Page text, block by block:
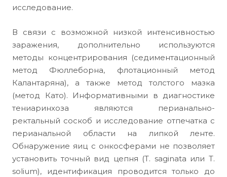
исследование.
В связи с возможной низкой интенсивностью
заражения, дополнительно используются
методы концентрирования (седиментационный
метод Фюллеборна, флотационный метод
Калантаряна), а также метод толстого мазка
(метод Като). Информативными в диагностике
тениаринхоза являются перианально-
ректальный соскоб и исследование отпечатка с
перианальной области на липкой ленте.
Обнаружение яиц с онкосферами не позволяет
установить точный вид цепня (T. saginata или T.
solium), идентификация проводится только до